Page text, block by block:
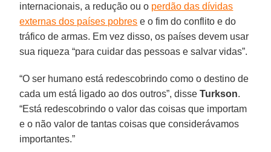
internacionais, a redução ou o perdão das dívidas
externas dos países pobres e o fim do conflito e do
tráfico de armas. Em vez disso, os países devem usar
sua riqueza “para cuidar das pessoas e salvar vidas”.
“O ser humano está redescobrindo como o destino de
cada um está ligado ao dos outros”, disseTurkson.
“Está redescobrindo o valor das coisas que importam
e o não valor de tantas coisas que considerávamos
importantes.”